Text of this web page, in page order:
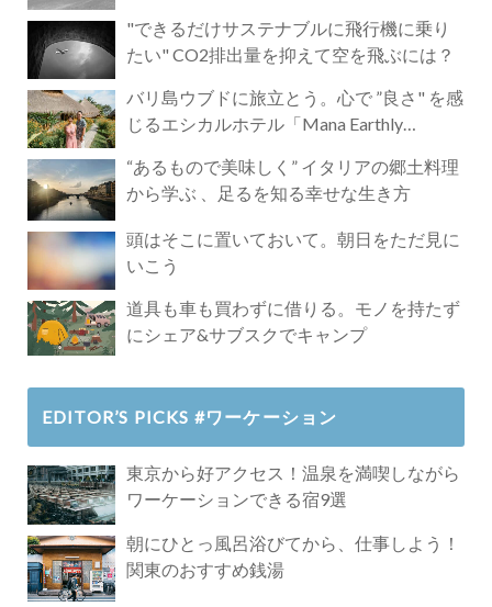
"できるだけサステナブルに飛行機に乗り
たい" CO2排出量を抑えて空を飛ぶには？
バリ島ウブドに旅立とう。心で ”良さ" を感
じるエシカルホテル「Mana Earthly
“あるもので美味しく” イタリアの郷土料理
から学ぶ 、足るを知る幸せな生き方
頭はそこに置いておいて。朝日をただ見に
いこう
道具も車も買わずに借りる。モノを持たず
にシェア&サブスクでキャンプ
EDITOR’S PICKS #ワーケーション
東京から好アクセス！温泉を満喫しながら
ワーケーションできる宿9選
朝にひとっ風呂浴びてから、仕事しよう！
関東のおすすめ銭湯